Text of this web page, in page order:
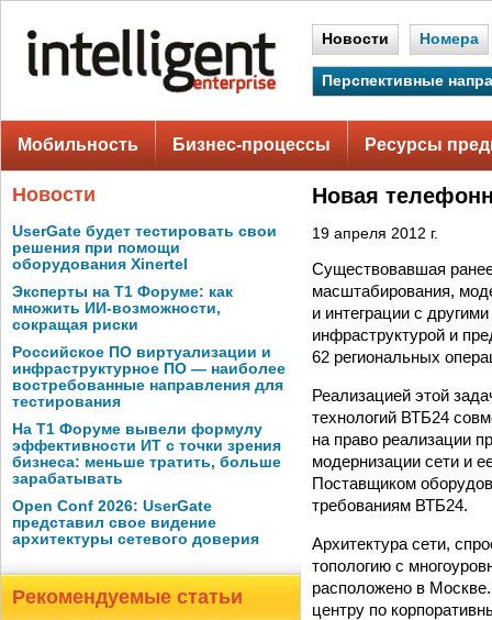
Новости Номера
Перспективные
Мобильность Бизнес-процессы Ресурсы
Новости
UserGate будет тестировать свои
решения при помощи
оборудования Xinertel
Эксперты на Т1 Форуме: как
множить ИИ-возможности,
сокращая риски
Российское ПО виртуализации и
инфраструктурное ПО — наиболее
востребованные направления для
тестирования
На Т1 Форуме вывели формулу
эффективности ИТ с точки зрения
бизнеса: меньше тратить, больше
зарабатывать
Open Conf 2026: UserGate
представил свое видение
архитектуры сетевого доверия
Рекомендуемые статьи
Новая
19 апреля 2012 г.
Существовавшая
масштабирования,
и интеграции с
инфраструктурой и
62 региональных
Реализацией этой
технологий ВТБ24
на право реализации
модернизации сети и
Поставщиком
требованиям ВТБ24.
Архитектура сети,
топологию с
расположено в
центру по